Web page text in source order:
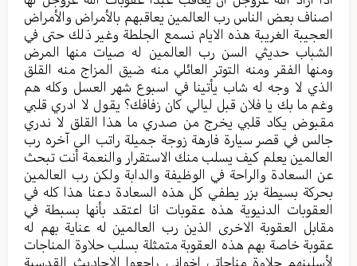
اصناف بعض الناس رب العالمين يعاقبهم بالأمراض والأمراض
العجيبة الغريبة هذه الايام نسمع الجلطة وغير ذلك حتى في
الشباب حديثي السن رب العالمين له صيات منها المرض
ومنها الفقر ومنه التوتر العائلي منه ضيق المزاج منه القلق
الذي لا وجه له شاب يأتينا في اسبوع شهر العسل وكله هم
وغم ما بك يا فلان قبل ليالي كان زفافك؟ يقول لا ادري قلبي
مقبوض يكاد قلبي يخرج من صدري ما هذا القلق لا ندري
جالس في قصر سيارة فارهة زوجة جميلة راتب الى آخره رب
العالمين يعلم كيف يسلب منك الاستقرار والنعمة أنت تبحث
عن السعادة والراحة في الوظيفة والدابة ولكن رب العالمين
بحركة بسيطة بزر يطفي كل هذه السعادة دعنا هذا كله في
العقوبات الدنيوية هذه عقوبات انا اعتقد بأنها بسبطة في
مقابل العقوبة الاخرى الذين رب العالمين له عناية بهم له
عقوبة خاصة بهم هذه العقوبة متمثلة بسلب حلاوة المناجات
لأسلبنهم حلاوة مناجاتي اخواني راجعوا الاحاديث القدسية